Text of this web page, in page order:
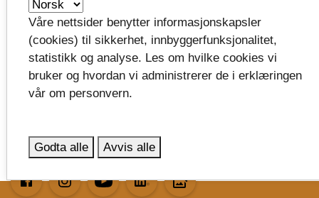
Publisert: 01.01.2024
image_search
Våre nettsider benytter informasjonskapsler
(cookies) til sikkerhet, innbyggerfunksjonalitet,
statistikk og analyse. Les om hvilke cookies vi
bruker og hvordan vi administrerer de i erklæringen
vår om personvern.
Godta alle Avvis alle